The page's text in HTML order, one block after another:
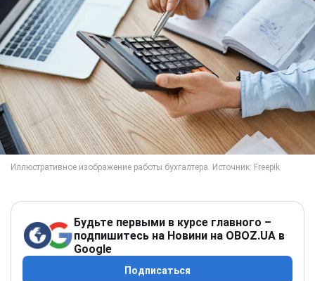
Будьте первыми в курсе главного –
подпишитесь на Новини на OBOZ.UA в
Google
Подписаться